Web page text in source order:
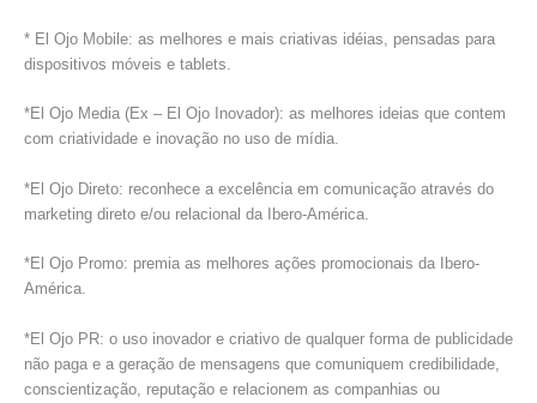
* El Ojo Mobile: as melhores e mais criativas idéias, pensadas para
dispositivos móveis e tablets.
*El Ojo Media (Ex – El Ojo Inovador): as melhores ideias que contem
com criatividade e inovação no uso de mídia.
*El Ojo Direto: reconhece a excelência em comunicação através do
marketing direto e/ou relacional da Ibero-América.
*El Ojo Promo: premia as melhores ações promocionais da Ibero-
América.
*El Ojo PR: o uso inovador e criativo de qualquer forma de publicidade
não paga e a geração de mensagens que comuniquem credibilidade,
conscientização, reputação e relacionem as companhias ou